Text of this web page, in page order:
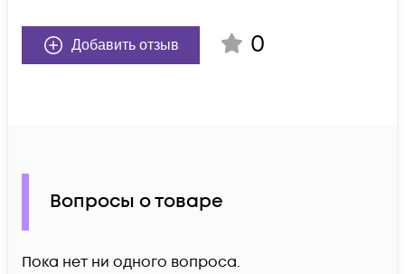
Добавить отзыв 0
Вопросы о товаре
Пока нет ни одного вопроса.